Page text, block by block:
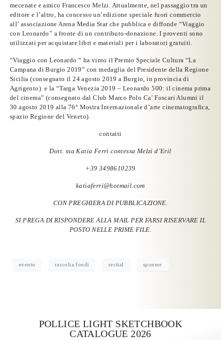
mecenate e amico Francesco Melzi. Attualmente, nel passaggio tra un
editore e l’altro, ha concesso un’edizione speciale fuori commercio
all’ associazione Arena Media Star che pubblica e diffonde “Viaggio
con Leonardo” a fronte di un contributo-donazione. I proventi sono
utilizzati per acquistare libri e materiali per i laboratori gratuiti.
“Viaggio con Leonardo “ ha vinto ilPremio Speciale Cultura “La
Campana di Burgio 2019” con medaglia del Presidente della Regione
Sicilia (consegnato il 24 agosto 2019 a Burgio, in provincia di
Agrigento) e la “Targa Venezia 2019 – Leonardo 500: il cinema prima
del cinema” (consegnato dal Club Marco Polo Ca’ Foscari Alumni il
30 agosto 2019 alla 76° Mostra Internazionale d’arte cinematografica,
spazio Regione del Veneto).
contatti
Dott. ssa Katia Ferri contessa Melzi d’Eril
+39 3498610239
katiaferri@hotmail.com
CON PREGHIERA DI PUBBLICAZIONE.
SI PREGA DI RISPONDERE ALLA MAIL PER FARSI RISERVARE IL
POSTO NELLE PRIME FILE.
evento raccolta fondi recital sponsor
POLLICE LIGHT SKETCHBOOK
CATALOGUE 2026